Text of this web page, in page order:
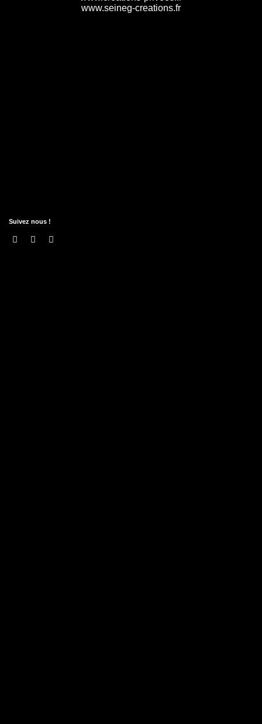
www.seineg-creations.fr
Suivez nous !